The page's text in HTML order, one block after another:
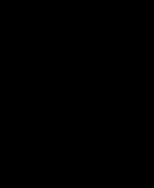
à Auxerre